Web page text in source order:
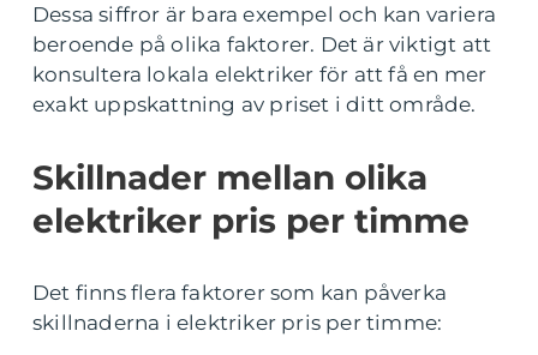
Dessa siffror är bara exempel och kan variera
beroende på olika faktorer. Det är viktigt att
konsultera lokala elektriker för att få en mer
exakt uppskattning av priset i ditt område.
Skillnader mellan olika
elektriker pris per timme
Det finns flera faktorer som kan påverka
skillnaderna i elektriker pris per timme: